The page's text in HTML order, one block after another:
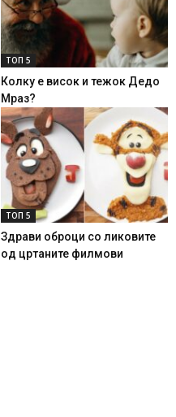
ТОП 5
Колку е висок и тежок Дедо
Мраз?
ТОП 5
Здрави оброци со ликовите
од цртаните филмови